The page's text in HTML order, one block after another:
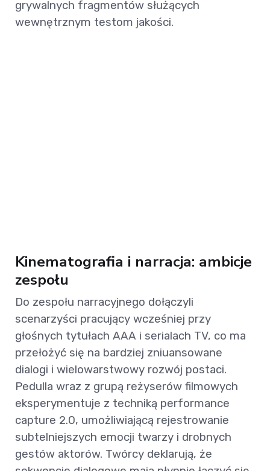
grywalnych fragmentów służących
wewnętrznym testom jakości.
Kinematografia i narracja: ambicje
zespołu
Do zespołu narracyjnego dołączyli
scenarzyści pracujący wcześniej przy
głośnych tytułach AAA i serialach TV, co ma
przełożyć się na bardziej zniuansowane
dialogi i wielowarstwowy rozwój postaci.
Pedulla wraz z grupą reżyserów filmowych
eksperymentuje z techniką performance
capture 2.0, umożliwiającą rejestrowanie
subtelniejszych emocji twarzy i drobnych
gestów aktorów. Twórcy deklarują, że